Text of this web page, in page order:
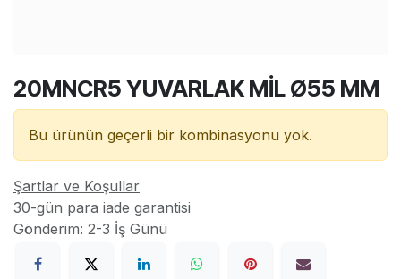
20MNCR5 YUVARLAK MİL Ø55 MM
Bu ürünün geçerli bir kombinasyonu yok.
Şartlar ve Koşullar
30-gün para iade garantisi
Gönderim: 2-3 İş Günü